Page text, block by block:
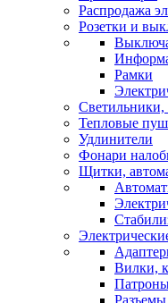
Распродажа
Розетки и
Рамки
Светильники,
Тепловые
Удлинители
Фонари
Щитки,
Вилки,